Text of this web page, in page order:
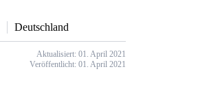
Deutschland
Aktualisiert: 01. April 2021
Veröffentlicht: 01. April 2021